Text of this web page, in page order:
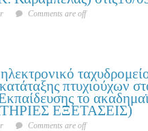
Comments are off
πτυχιούχων
το
ΕΞΕΤΑΣΕΙΣ)
Comments are off